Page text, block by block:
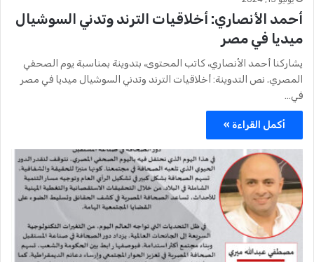
أحمد الأنصاري: أخلاقيات الترند وتدني السوشيال
ميديا في مصر
يشاركنا أحمد الأنصاري، كاتب المحتوى، بتدوينة بمناسبة يوم الصحفي
المصري. نص التدوينة: أخلاقيات الترند وتدني السوشيال ميديا في مصر
في…
أكمل القراءة »